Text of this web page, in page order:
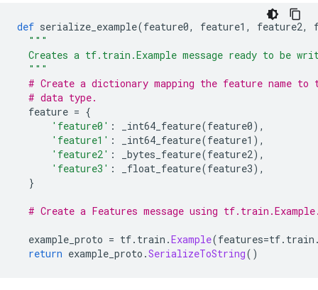
def serialize_example(feature0, feature1 , feature2,
"""
Creates a tf.train.Example message ready to be
"""
# Create a dictionary mapping the feature name
# data type.
feature = {
'feature0' : _int64_feature(feature0),
'feature1' : _int64_feature(feature1 ),
'feature2' : _bytes_feature(feature2),
'feature3' : _float_feature(feature3),
}
# Create a Features message using
example_proto = tf. train .Example(features=tf. train
return example_proto .SerializeToString()